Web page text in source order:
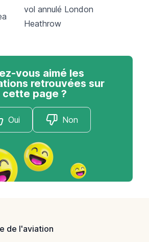
vol annulé London
Heathrow
vous aimé les
retrouvées sur
cette page ?
Oui Non
de l'aviation